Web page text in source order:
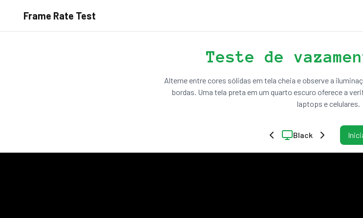
Frame Rate Test
Teste de
Alterne entre cores sólidas em tela cheia e observe a
bordas. Uma tela preta em um quarto escuro oferece a
laptops e celulares.
Black